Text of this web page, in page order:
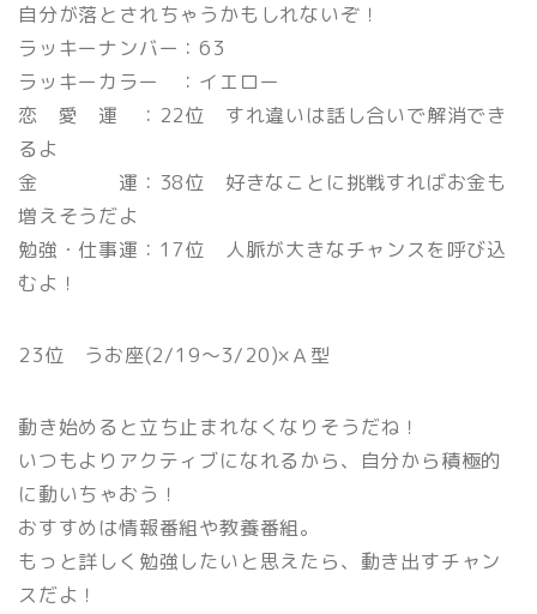
自分が落とされちゃうかもしれないぞ！
ラッキーナンバー：63
ラッキーカラー ：イエロー
恋 愛 運 ：22位 すれ違いは話し合いで解消でき
るよ
金 運：38位 好きなことに挑戦すればお金も
増えそうだよ
勉強・仕事運：17位 人脈が大きなチャンスを呼び込
むよ！
23位 うお座(2/19〜3/20)×Ａ型
動き始めると立ち止まれなくなりそうだね！
いつもよりアクティブになれるから、自分から積極的
に動いちゃおう！
おすすめは情報番組や教養番組。
もっと詳しく勉強したいと思えたら、動き出すチャン
スだよ！